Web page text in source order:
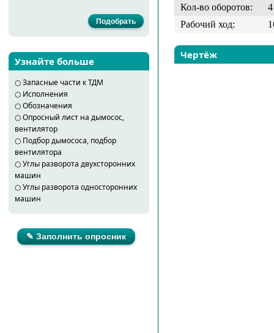
Узнайте больше
○Запасные части к ТДМ
○ Исполнения
○Обозначения
○Опросный лист на дымосос,
вентилятор
○ Подбор дымососа, подбор
вентилятора
○Углы разворота двухсторонних
машин
○Углы разворота односторонних
машин
✎ Заполнить опросник
Кол-во оборотов:
4
Рабочий ход:
Чертёж